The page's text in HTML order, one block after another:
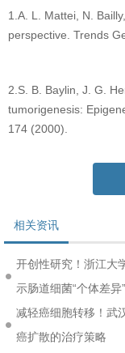
1.A. L. Mattei, N.
perspective. Trends
2.S. B. Baylin, J. G.
tumorigenesis:
174 (2000).
相关资讯
开创性研究！浙江大
示肠道细菌“个体差
减轻癌细胞转移！武
癌扩散的治疗策略